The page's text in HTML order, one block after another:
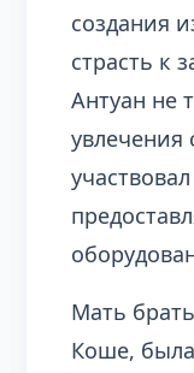
создания
страсть к
Антуан не
увлечения
Мать
Коше,